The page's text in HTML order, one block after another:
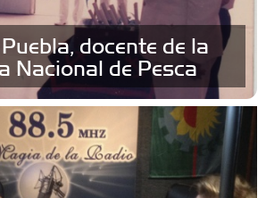
docente de la
Nacional de Pesca